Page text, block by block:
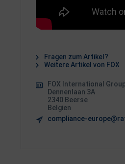
Fragen zum Artikel?
Weitere Artikel von FOX
FOX International
Dennenlaan 3A
2340 Beerse
Belgien
compliance-